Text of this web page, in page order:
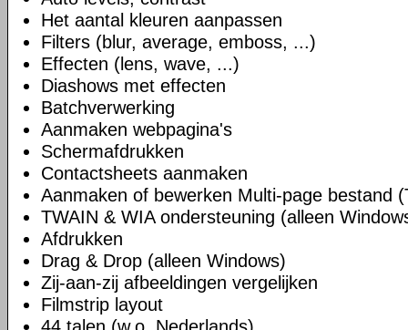
Het aantal kleuren aanpassen
Filters (blur, average, emboss, ...)
Effecten (lens, wave, ...)
Diashows met effecten
Batchverwerking
Aanmaken webpagina's
Schermafdrukken
Contactsheets aanmaken
Aanmaken of bewerken Multi-page bestand
TWAIN & WIA ondersteuning (alleen
Afdrukken
Drag & Drop (alleen Windows)
Zij-aan-zij afbeeldingen vergelijken
Filmstrip layout